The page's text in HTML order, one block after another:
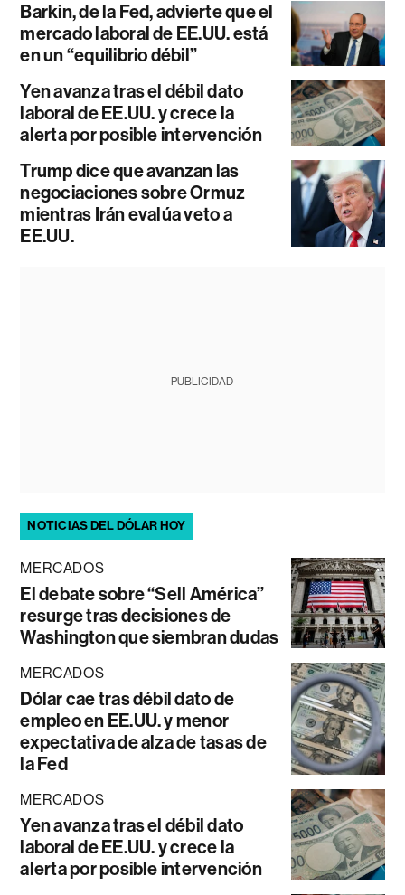
Barkin, de la Fed, advierte que el
mercado laboral de EE.UU. está
en un “equilibrio débil”
Yen avanza tras el débil dato
laboral de EE.UU. y crece la
alerta por posible intervención
Trump dice que avanzan las
negociaciones sobre Ormuz
mientras Irán evalúa veto a
EE.UU.
PUBLICIDAD
NOTICIAS DEL DÓLAR HOY
MERCADOS
El debate sobre “Sell América”
resurge tras decisiones de
Washington que siembran dudas
MERCADOS
Dólar cae tras débil dato de
empleo en EE.UU. y menor
expectativa de alza de tasas de
la Fed
MERCADOS
Yen avanza tras el débil dato
laboral de EE.UU. y crece la
alerta por posible intervención